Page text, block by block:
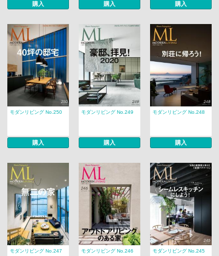
購入 購入 購入
モダンリビング No.250
購入
モダンリビング No.249
購入
モダンリビング No.248
購入
モダンリビング No.247 モダンリビング No.246 モダンリビング No.245